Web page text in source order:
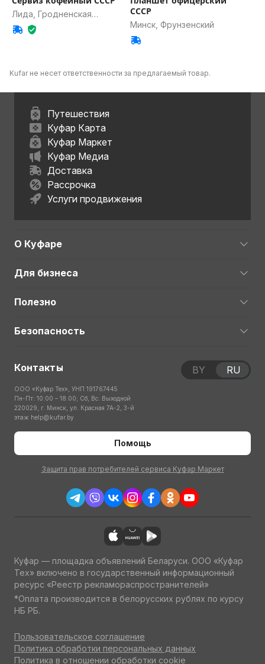
Лида, Гродненская
область
СССР
Минск, Фрунзенский
Kufar не несет ответственности за предлагаемый товар.
Путешествия
Куфар Карта
Куфар Маркет
Куфар Медиа
Доставка
Рассрочка
Услуги продвижения
О Куфаре
Для бизнеса
Полезно
Безопасность
Контакты
ООО «Куфар Тех», УНП 191767445
Пн-Пт: 10:00 – 18:00; Сб, Вс: Выходной
220029, г. Минск, ул. Красная 7А-2, 3-й
этаж help@kufar.by
Помощь
Защита прав потребителей сервиса Куфар Маркет
BY RU
Куфар — площадка объявлений Беларуси. ООО «Куфар
Тех» включено в государственный информационный
ресурс «Реестр рекламораспространителей»
*Оплата производится в белорусских рублях по курсу
НБ РБ.
Пользовательское соглашение
Политика обработки персональных данных
Политика в отношении обработки cookie